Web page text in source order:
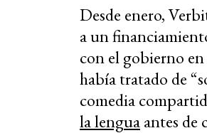
Desde enero,
a un
con el gobierno
había tratado de
comedia
la lenguaantes de